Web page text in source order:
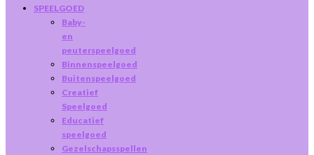
SPEELGOED
Baby-
en
peuterspeelgoed
Binnenspeelgoed
Buitenspeelgoed
Creatief
Speelgoed
Educatief
speelgoed
Gezelschapsspellen